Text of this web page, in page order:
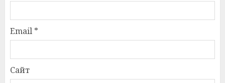
Email *
Сайт